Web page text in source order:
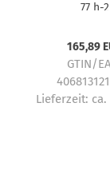
77 h-2
165,89
GTIN/
Lieferzeit: ca.